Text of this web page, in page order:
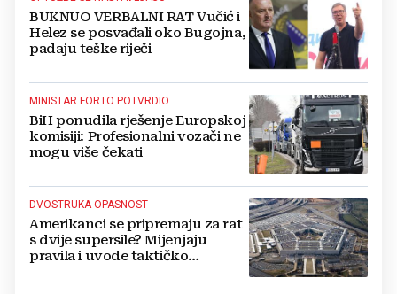
BUKNUO VERBALNI RAT Vučić i
Helez se posvađali oko Bugojna,
padaju teške riječi
MINISTAR FORTO POTVRDIO
BiH ponudila rješenje Europskoj
komisiji: Profesionalni vozači ne
mogu više čekati
DVOSTRUKA OPASNOST
Amerikanci se pripremaju za rat
s dvije supersile? Mijenjaju
pravila i uvode taktičko